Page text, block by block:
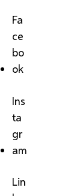
Fa
ce
bo
ok
Ins
ta
gr
am
Lin